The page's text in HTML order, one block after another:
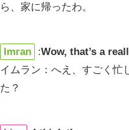
ら、家に帰ったわ。
Imran :Wow, that’s a
イムラン：へえ、すごく忙
た？